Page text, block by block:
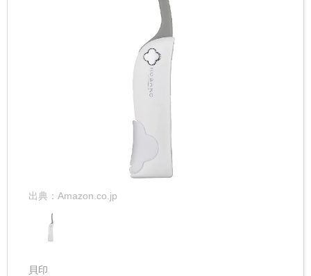
出典： Amazon.co.jp
貝印